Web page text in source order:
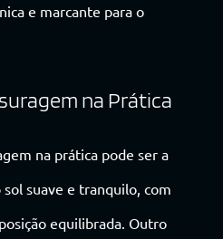
e marcante para o
na Prática
na prática pode ser a
suave e tranquilo, com
equilibrada. Outro